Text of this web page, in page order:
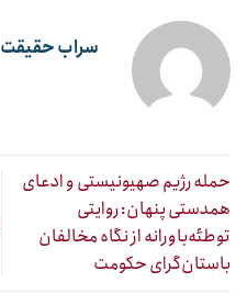
سراب حقیقت
حمله رژیم صهیونیستی و ادعای
همدستی پنهان: روایتی
توطئه‌باورانه از نگاه مخالفان
باستان‌گرای حکومت